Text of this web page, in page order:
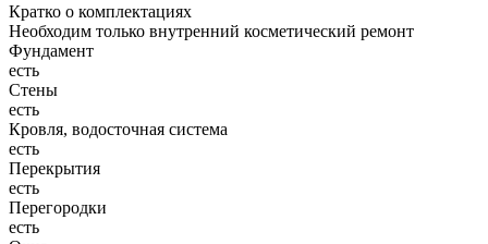
Кратко о комплектациях
Необходим только внутренний косметический ремонт
Фундамент
есть
Стены
есть
Кровля, водосточная система
есть
Перекрытия
есть
Перегородки
есть